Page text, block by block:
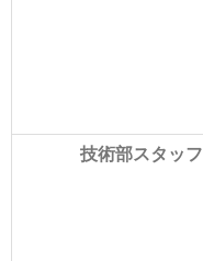
技術部スタッフ